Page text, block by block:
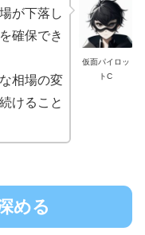
仮面パイロッ
トC
が下落し
確保でき
相場の変
けること
める